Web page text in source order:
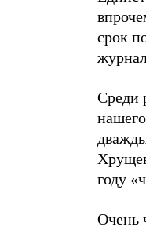
срок
Среди
году
Очень